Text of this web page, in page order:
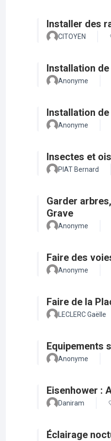
Installer des
CITOYEN
Installation
Anonyme
Installation
Anonyme
Insectes et
PIAT Bernard
Garder
Grave
Anonyme
Faire des
Anonyme
Faire de la
LECLERC Gaëlle
Equipements
Anonyme
Eisenhower :
Daniram
Éclairage